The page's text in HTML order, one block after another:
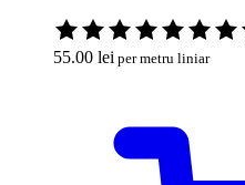
55.00 lei per metru liniar